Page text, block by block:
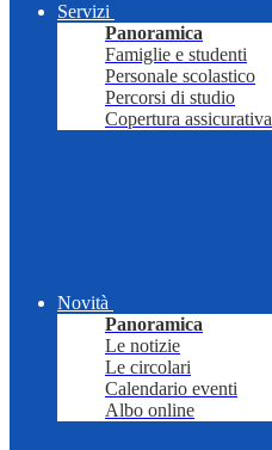
Servizi
Panoramica
Famiglie e studenti
Personale scolastico
Percorsi di studio
Copertura assicurativa
Novità
Panoramica
Le notizie
Le circolari
Calendario eventi
Albo online